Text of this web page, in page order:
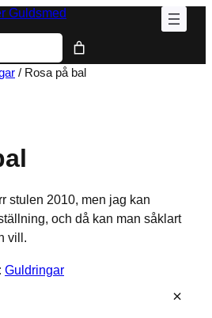
/ Rosa på bal
stulen 2010, men jag kan
och då kan man såklart
vill.
Guldringar